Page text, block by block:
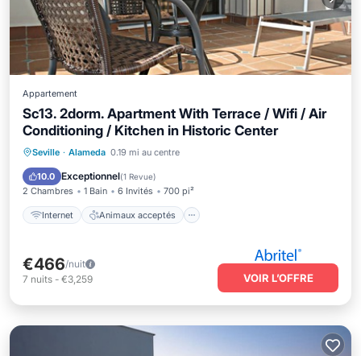
Appartement
Sc13. 2dorm. Apartment With Terrace / Wifi / Air
Conditioning / Kitchen in Historic Center
Seville · Alameda 0.19 mi au centre
10.0 Exceptionnel(1 Revue)
2 Chambres 1 Bain 6 Invités 700 pi²
Internet Animaux acceptés
Internet
Animaux acceptés
Adapté aux enfants
€466/nuit
7 nuits - €3,259 VOIR L’OFFRE